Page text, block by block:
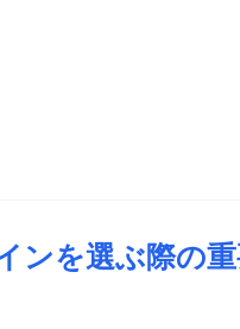
ンを選ぶ際の